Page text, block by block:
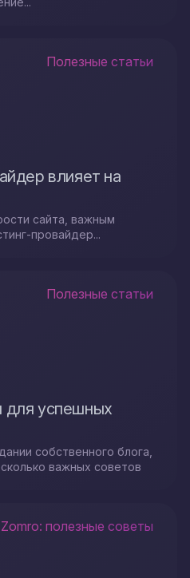
Полезные статьи
влияет на
сайта, важным
провайдер...
Полезные статьи
для успешных
собственного блога,
важных советов
полезные советы